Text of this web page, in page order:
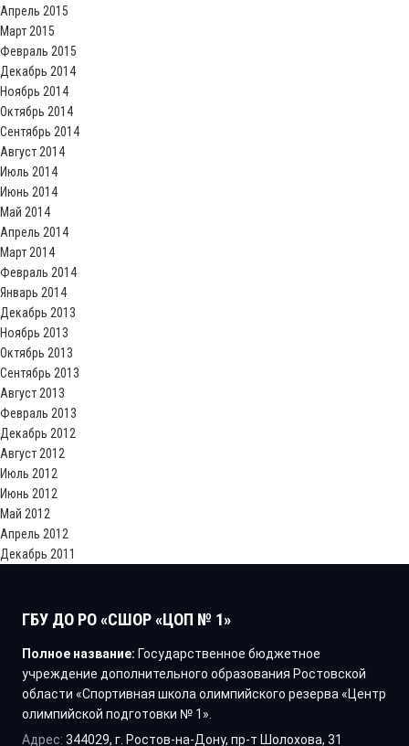
Апрель 2015
Март 2015
Февраль 2015
Декабрь 2014
Ноябрь 2014
Октябрь 2014
Сентябрь 2014
Август 2014
Июль 2014
Июнь 2014
Май 2014
Апрель 2014
Март 2014
Февраль 2014
Январь 2014
Декабрь 2013
Ноябрь 2013
Октябрь 2013
Сентябрь 2013
Август 2013
Февраль 2013
Декабрь 2012
Август 2012
Июль 2012
Июнь 2012
Май 2012
Апрель 2012
Декабрь 2011
ГБУ ДО РО «СШОР «ЦОП № 1»
Полное название: Государственное бюджетное
учреждение дополнительного образования Ростовской
области «Спортивная школа олимпийского резерва «Центр
олимпийской подготовки № 1».
Адрес: 344029, г. Ростов-на-Дону, пр-т Шолохова, 31